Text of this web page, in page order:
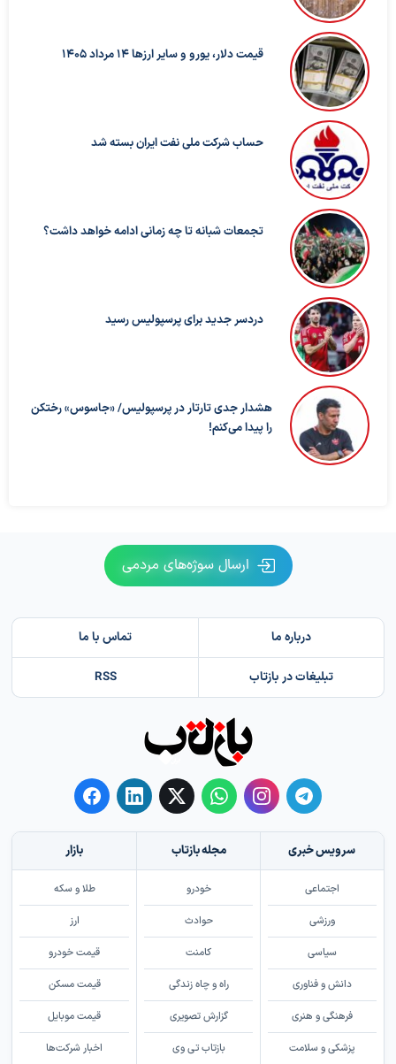
قیمت دلار، یورو و سایر ارزها ۱۴ مرداد ۱۴۰۵
حساب‌ شرکت ملی نفت ایران بسته شد
تجمعات شبانه تا چه زمانی ادامه خواهد داشت؟
دردسر جدید برای پرسپولیس رسید
هشدار جدی تارتار در پرسپولیس/ «جاسوس» رختکن
را پیدا می‌کنم!
ارسال سوژه‌های مردمی
درباره ما تماس با ما
تبلیغات در بازتاب RSS
سرویس خبری
اجتماعی
ورزشی
سیاسی
دانش و فناوری
فرهنگی و هنری
پزشکی و سلامت
مجله بازتاب
خودرو
حوادث
کامنت
راه و چاه زندگی
گزارش تصویری
بازتاب تی وی
بازار
طلا و سکه
ارز
قیمت خودرو
قیمت مسکن
قیمت موبایل
اخبار شرکت‌ها